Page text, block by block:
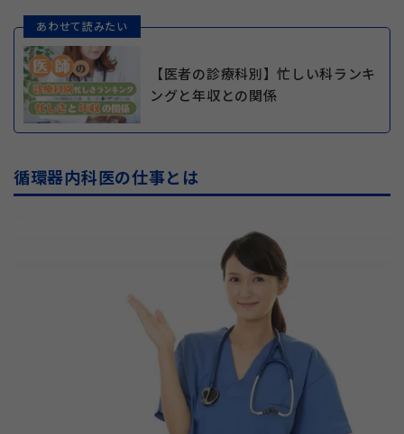
あわせて読みたい
【医者の診療科別】忙しい科ランキ
ングと年収との関係
循環器内科医の仕事とは